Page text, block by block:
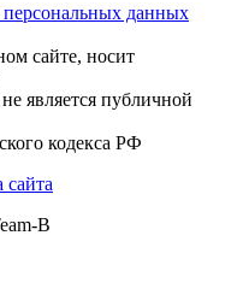
данных
сайте, носит
является публичной
кодекса РФ
сайта
B